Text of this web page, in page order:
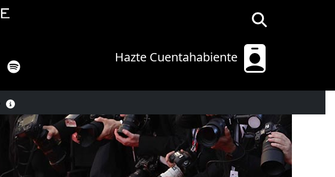
Hazte Cuentahabiente